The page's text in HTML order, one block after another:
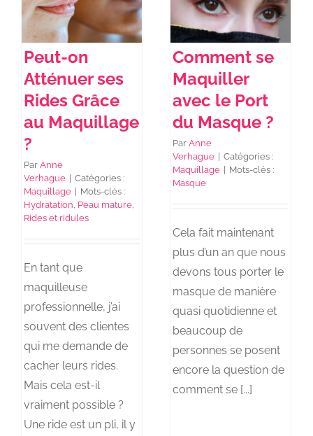
CONTACT
Peut-on
Atténuer ses
Rides Grâce
au Maquillage
?
ParAnne
Verhague | Catégories :
Maquillage | Mots-clés :
Hydratation Peau mature
Rides et ridules
En tant que
maquilleuse
professionnelle, j’ai
souvent des clientes
qui me demande de
cacher leurs rides.
Mais cela est-il
vraiment possible ?
Une ride est un pli, il y
Comment se
Maquiller
avec le Port
du Masque ?
ParAnne
Verhague
Catégories :
Maquillage
Mots-clés :
Masque
Cela fait maintenant
plus d’un an que nous
devons tous porter le
masque de manière
quasi quotidienne et
beaucoup de
personnes se posent
encore la question de
comment se [...]